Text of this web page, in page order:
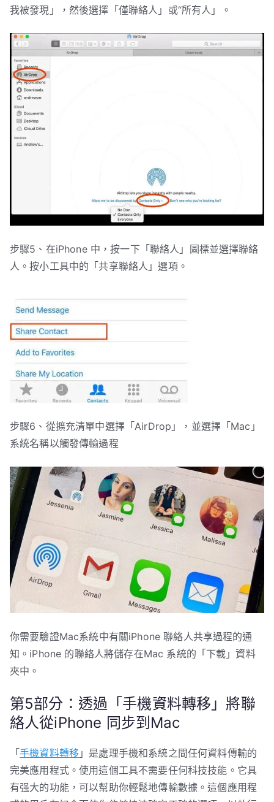
我被發現」，然後選擇「僅聯絡人」或“所有人」。
步驟5、在iPhone 中，按一下「聯絡人」圖標並選擇聯絡
人。按小工具中的「共享聯絡人」選項。
步驟6、從擴充清單中選擇「AirDrop」，並選擇「Mac」
系統名稱以觸發傳輸過程
你需要驗證Mac系統中有關iPhone 聯絡人共享過程的通
知。iPhone 的聯絡人將儲存在Mac 系統的「下載」資料
夾中。
第5部分：透過「手機資料轉移」將聯
絡人從iPhone 同步到Mac
「手機資料轉移 」是處理手機和系統之間任何資料傳輸的
完美應用程式。使用這個工具不需要任何科技技能。它具
有强大的功能，可以幫助你輕鬆地傳輸數據。這個應用程